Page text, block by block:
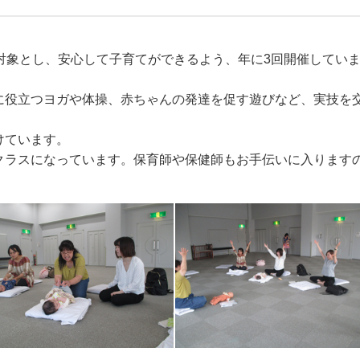
とし、安心して子育てができるよう、年に3回開催していま
立つヨガや体操、赤ちゃんの発達を促す遊びなど、実技を
います。
スになっています。保育師や保健師もお手伝いに入ります